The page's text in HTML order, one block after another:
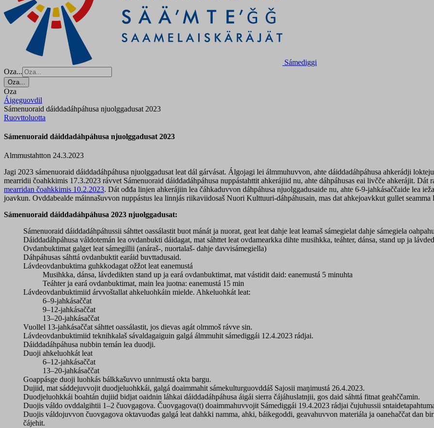
Sámediggi
Oza...
Oza...
Oza
Áigeguovdil
Sámenuoraid dáiddadáhpáhusa njuolggadusat 2023
Ruovttoluotta
Sámenuoraid dáiddadáhpáhusa njuolggadusat 2023
Almmustahtton 24.3.2023
Jagi 2023 sámenuoraid dáiddadáhpáhusa njuolggadusat leat dál gárvásat. Álgojagi lei álmmuhuvvon, ahte dáiddadáhpáhusa ahkerádji
mearridii čoahkkimis 17.3.2023 rávvet Sámenuoraid dáiddadáhpáhusa nuppástahttit ahkerájiid nu, ahte dáhpáhusas eai livčče ahkerájit. Dát
mearridan čoahkkimis 10.2.2023. Dát ođđa linjen ahkerájiin lea čáhkaduvvon dáhpáhusa njuolggadusaide nu, ahte 6-9-jahkásaččaide lea
joavkun. Ovddabealde máinnašuvvon nuppástus lea linnjás riikaviidosaš Nuori Kulttuuri-dáhpáhusain, mas dat ahkejoavkkut gullet seamma
Sámenuoraid dáiddadáhpáhusa 2023 njuolggadusat:
Sámenuoraid dáiddadáhpáhussii sáhttet oassálastit buot mánát ja nuorat, geat leat dahje leat leamaš sámegielat dahje sámegiela
Dáiddadáhpáhusa váldotemán lea ovdanbukti dáidagat, mat sáhttet leat ovdamearkka dihte musihkka, teáhter, dánsa, stand up ja
Ovdanbuktimat galget leat sámegillii (anáraš-, nuortalaš- dahje davvisámegiella)
Dáhpáhusas sáhttá ovdanbuktit earáid buvttadusaid.
Lávdeovdanbuktima guhkkodagat ožžot leat eanemustá
Musihkka, dánsa, lávdedikten stand up ja eará ovdanbuktimat, mat vástidit daid: eanemustá 5 minuhta
Teáhter ja eará ovdanbuktimat, main lea juotna: eanemustá 15 min
Lávdeovdanbuktimiid árvvoštallat ahkeluohkáin mielde. Ahkeluohkát leat:
6–9-jahkásaččat
9–12-jahkásaččat
13–20-jahkásaččat
Vuollel 13-jahkásaččat sáhttet oassálastit, jos dievas agát olmmoš rávve sin.
Lávdeovdanbuktimiid teknihkalaš sávaldagaiguin galgá álmmuhit sámediggái 12.4.2023 rádjai.
Dáiddadáhpáhusa nubbin temán lea duodji.
Duoji ahkeluohkát leat
6–12-jahkásaččat
13–20-jahkásaččat
Goappásge duoji luohkás bálkkašuvvo unnimustá okta bargu.
Dujiid, mat sáddejuvvojit duodjeluohkkái, galgá doaimmahit sámekulturguovddáš Sajosii maŋimustá 26.4.2023.
Duodjeluohkkái boahtán dujiid bidjat oaidnin láhkai dáiddadáhpáhusa áigái sierra čájáhuslatnjii, gos daid sáhttá fitnat geahččamin.
Duojis váldo ovddalgihtii 1–2 čuovgagova. Čuovgagova(t) doaimmahuvvojit Sámediggái 19.4.2023 rádjai čujuhussii
Duojis váldojuvvon čuovgagova oktavuođas galgá leat dahkki namma, ahki, báikegoddi, geavahuvvon materiála ja oanehaččat dan
čájehit.